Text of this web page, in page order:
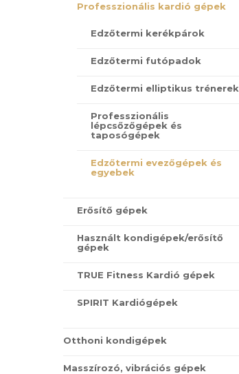
Professzionális kardió gépek
Edzőtermi kerékpárok
Edzőtermi futópadok
Edzőtermi elliptikus trénerek
Professzionális
lépcsőzőgépek és
taposógépek
Edzőtermi evezőgépek és
egyebek
Erősítő gépek
Használt kondigépek/erősítő
gépek
TRUE Fitness Kardió gépek
SPIRIT Kardiógépek
Otthoni kondigépek
Masszírozó, vibrációs gépek